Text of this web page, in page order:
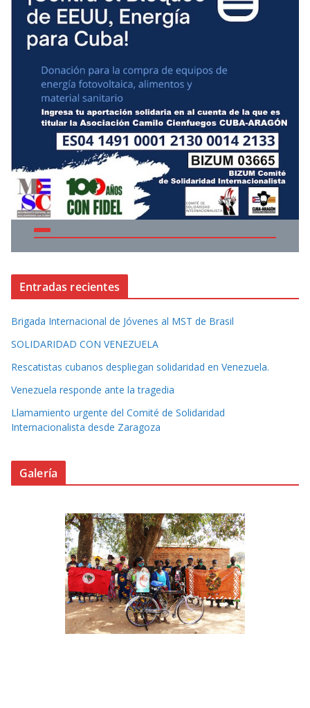
Entradas recientes
Brigada Internacional de Jóvenes al MST de Brasil
SOLIDARIDAD CON VENEZUELA
Rescatistas cubanos despliegan solidaridad en Venezuela.
Venezuela responde ante la tragedia
Llamamiento urgente del Comité de Solidaridad
Internacionalista desde Zaragoza
Galería